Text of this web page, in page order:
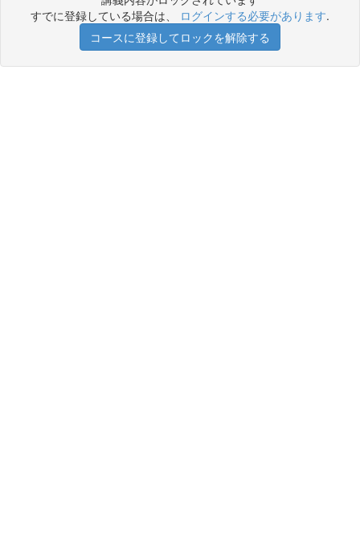
すでに登録している場合は、 ログインする必要があります.
コースに登録してロックを解除する